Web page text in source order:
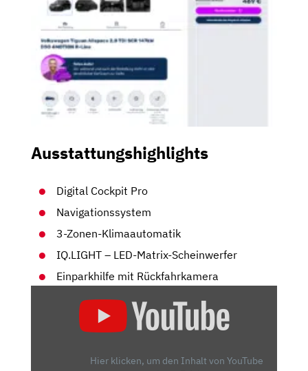
Ausstattungshighlights
Digital Cockpit Pro
Navigationssystem
3-Zonen-Klimaautomatik
IQ.LIGHT – LED-Matrix-Scheinwerfer
Einparkhilfe mit Rückfahrkamera
ALLSPACE
Hier klicken, um den Inhalt von YouTube